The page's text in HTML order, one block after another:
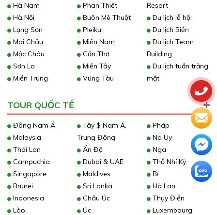
Hà Nam
Hà Nội
Lạng Sơn
Mai Châu
Mộc Châu
Sơn La
Miền Trung
Phan Thiết
Buôn Mê Thuột
Pleiku
Miền Nam
Cần Thơ
Miền Tây
Vũng Tàu
Resort
Du lịch lễ hội
Du lịch Biển
Du lịch Team
Building
Du lịch tuần trăng
mật
TOUR QUỐC TẾ
Đông Nam Á
Malaysia
Thái Lan
Campuchia
Singapore
Brunei
Indonesia
Lào
Tây $ Nam Á,
Trung Đông
Ấn Độ
Dubai & UAE
Maldives
Sri Lanka
Châu Úc
Úc
Pháp
Na Uy
Nga
Thổ Nhỉ Kỳ
Bỉ
Hà Lan
Thụy Điển
Luxembourg